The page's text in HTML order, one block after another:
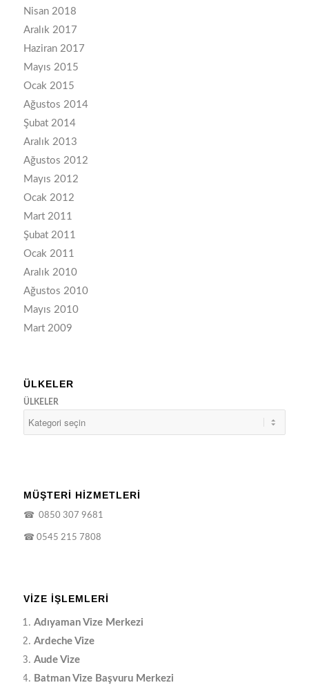
Nisan 2018
Aralık 2017
Haziran 2017
Mayıs 2015
Ocak 2015
Ağustos 2014
Şubat 2014
Aralık 2013
Ağustos 2012
Mayıs 2012
Ocak 2012
Mart 2011
Şubat 2011
Ocak 2011
Aralık 2010
Ağustos 2010
Mayıs 2010
Mart 2009
ÜLKELER
ÜLKELER
MÜŞTERİ HİZMETLERİ
☎0850 307 9681
☎0545 215 7808
VIZE İŞLEMLERI
Adıyaman Vize Merkezi
Ardeche Vize
Aude Vize
Batman Vize Başvuru Merkezi